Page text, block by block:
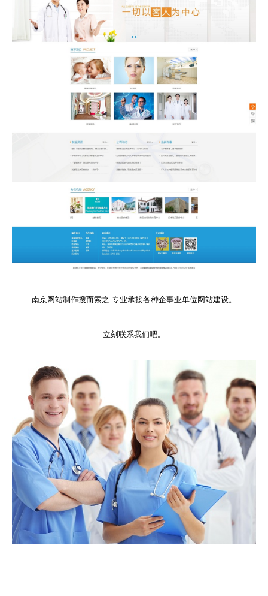
南京网站制作搜而索之-专业承接各种企事业单位网站建设。
立刻联系我们吧。